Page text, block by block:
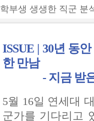
학부생 생생한 직군
ISSUE | 30년 동
한 만남
- 지금 받은 도
5월 16일 연세대
군가를 기다리고